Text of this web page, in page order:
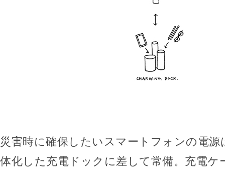
災害時に確保したいスマートフォンの電源
体化した充電ドックに差して常備。充電ケ